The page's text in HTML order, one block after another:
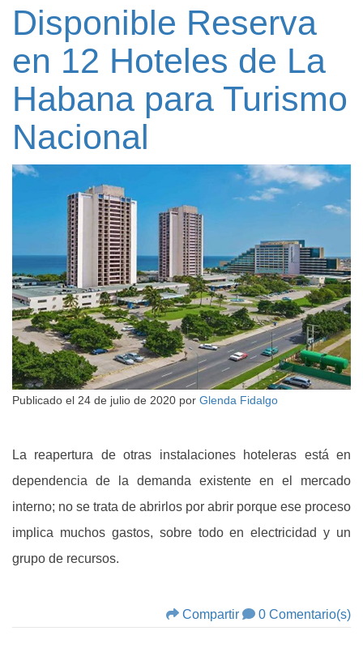
Disponible Reserva
en 12 Hoteles de La
Habana para Turismo
Nacional
Publicado el 24 de julio de 2020 por Glenda Fidalgo
La reapertura de otras instalaciones hoteleras está en
dependencia de la demanda existente en el mercado
interno; no se trata de abrirlos por abrir porque ese proceso
implica muchos gastos, sobre todo en electricidad y un
grupo de recursos.
Compartir 0 Comentario(s)